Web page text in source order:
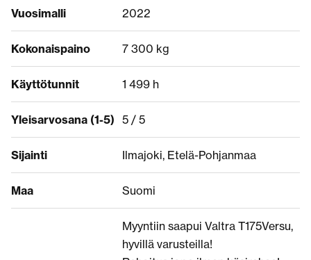
Vuosimalli 2022
Kokonaispaino 7 300 kg
Käyttötunnit 1 499 h
Yleisarvosana (1-5) 5 / 5
Sijainti Ilmajoki, Etelä-Pohjanmaa
Maa Suomi
Myyntiin saapui Valtra T175Versu,
hyvillä varusteilla!